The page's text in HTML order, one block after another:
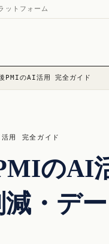
ットフォーム
PMIのAI活用 完全ガイド
用 完全ガイド
のAI
減・デ